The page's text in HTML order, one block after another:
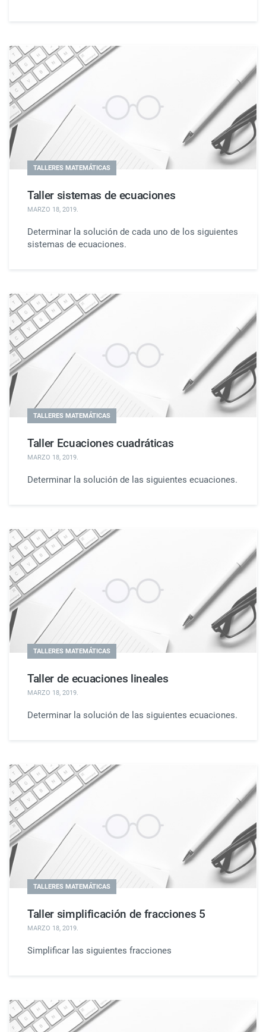
TALLERES MATEMÁTICAS
Taller sistemas de ecuaciones
MARZO 18, 2019.
Determinar la solución de cada uno de los siguientes
sistemas de ecuaciones.
TALLERES MATEMÁTICAS
Taller Ecuaciones cuadráticas
MARZO 18, 2019.
Determinar la solución de las siguientes ecuaciones.
TALLERES MATEMÁTICAS
Taller de ecuaciones lineales
MARZO 18, 2019.
Determinar la solución de las siguientes ecuaciones.
TALLERES MATEMÁTICAS
Taller simplificación de fracciones 5
MARZO 18, 2019.
Simplificar las siguientes fracciones